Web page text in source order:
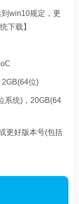
win10规定，更
下载】
位)
系统)，20GB(64
更好版本号(包括